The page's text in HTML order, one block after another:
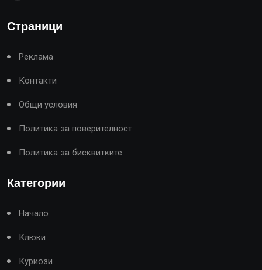
Страници
Реклама
Контакти
Общи условия
Политика за поверителност
Политика за бисквитките
Категории
Начало
Клюки
Куриози